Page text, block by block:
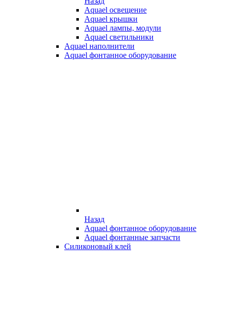
Aquael освещение
Aquael крышки
Aquael лампы, модули
Aquael светильники
Aquael наполнители
Aquael фонтанное оборудование
Назад
Aquael фонтанное оборудование
Aquael фонтанные запчасти
Силиконовый клей